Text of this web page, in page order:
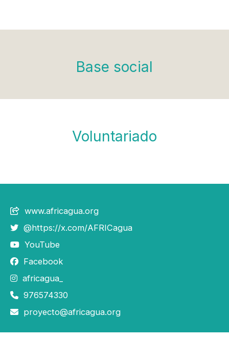
Base social
Voluntariado
www.africagua.org
@https://x.com/AFRICagua
YouTube
Facebook
africagua_
976574330
proyecto@africagua.org